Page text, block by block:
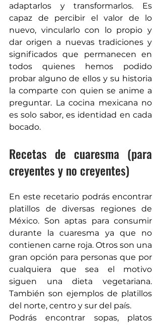
adaptarlos y transformarlos. Es
capaz de percibir el valor de lo
nuevo, vincularlo con lo propio y
dar origen a nuevas tradiciones y
significados que permanecen en
todos quienes hemos podido
probar alguno de ellos y su historia
la comparte con quien se anime a
preguntar. La cocina mexicana no
es solo sabor, es identidad en cada
bocado.
Recetas de cuaresma (para
creyentes y no creyentes)
En este recetario podrás encontrar
platillos de diversas regiones de
México. Son aptas para consumir
durante la cuaresma ya que no
contienen carne roja. Otros son una
gran opción para personas que por
cualquiera que sea el motivo
siguen una dieta vegetariana.
También son ejemplos de platillos
del norte, centro y sur del país.
Podrás encontrar sopas, platos